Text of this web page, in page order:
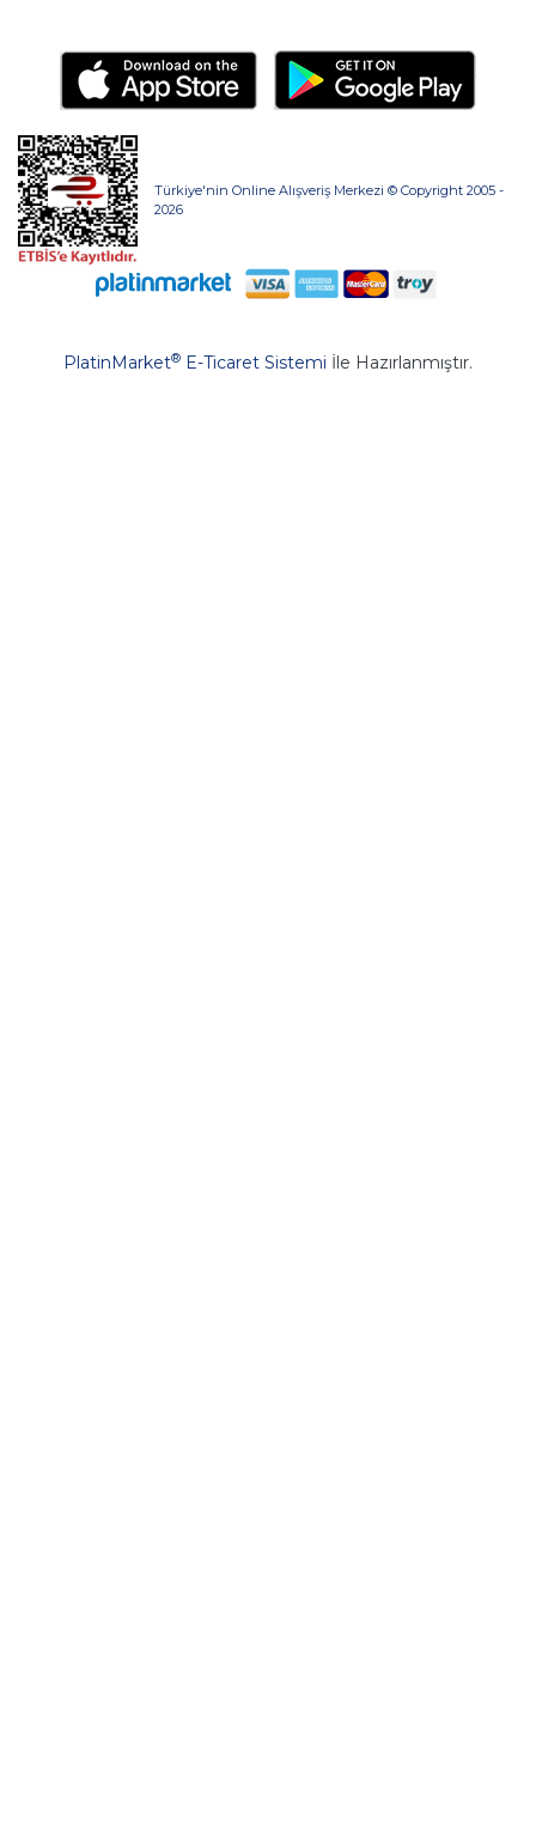
Türkiye'nin Online Alışveriş Merkezi © Copyright 2005 -
2026
PlatinMarket® E-Ticaret Sistemi İle Hazırlanmıştır.